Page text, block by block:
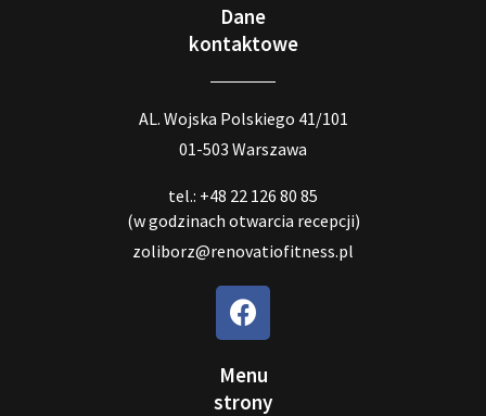
Dane
kontaktowe
AL. Wojska Polskiego 41/101
01-503 Warszawa
tel.: +48 22 126 80 85
(w godzinach otwarcia recepcji)
zoliborz@renovatiofitness.pl
Menu
strony